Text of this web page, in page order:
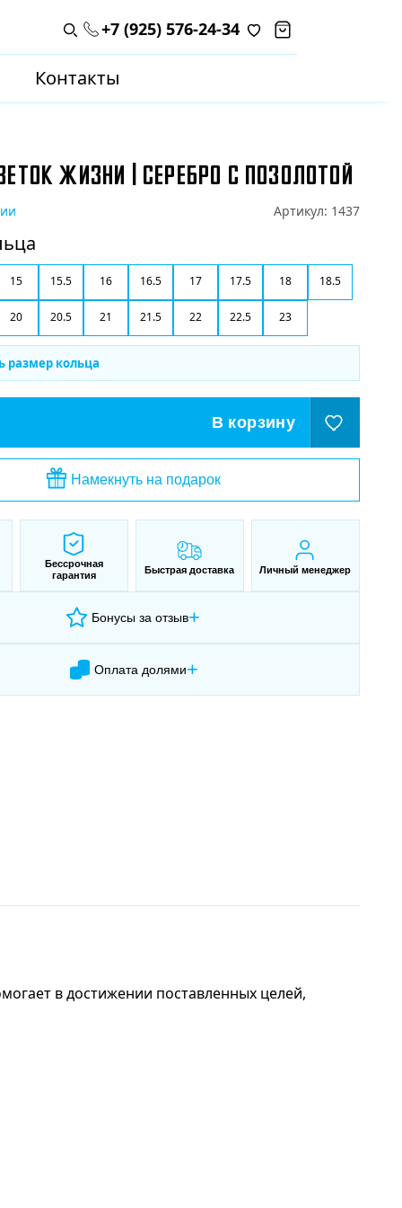
Поиск по каталогу
+7 (925) 576-24-34
Контакты
ЖИЗНИ | СЕРЕБРО С ПОЗОЛОТОЙ
Артикул: 1437
15 15.5 16 16.5 17 17.5 18 18.5
20 20.5 21 21.5 22 22.5 23
размер кольца
В корзину
Намекнуть на подарок
Бессрочная
гарантия
Быстрая доставка Личный менеджер
Бонусы за отзыв+
Оплата долями+
в достижении поставленных целей,